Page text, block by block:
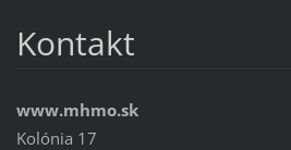
Kontakt
www.mhmo.sk
Kolónia 17